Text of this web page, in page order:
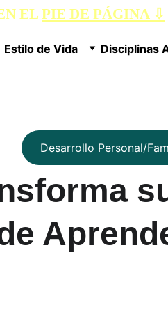
EL PIE DE PÁGINA ⇩
Estilo de Vida Disciplinas
Desarrollo Personal/